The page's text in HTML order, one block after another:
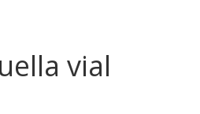
vial